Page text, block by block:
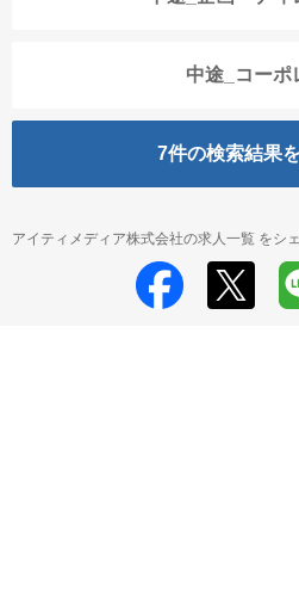
中途_コーポ
7件の検索結果
アイティメディア株式会社の求人一覧 をシ